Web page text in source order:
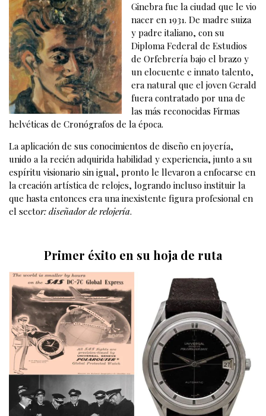
Ginebra fue la ciudad que le vio
nacer en 1931. De madre suiza
y padre italiano, con su
Diploma Federal de Estudios
de Orfebrería bajo el brazo y
un elocuente e innato talento,
era natural que el joven Gerald
fuera contratado por una de
las más reconocidas Firmas
helvéticas de Cronógrafos de la época.
La aplicación de sus conocimientos de diseño en joyería,
unido a la recién adquirida habilidad y experiencia, junto a su
espíritu visionario sin igual, pronto le llevaron a enfocarse en
la creación artística de relojes, logrando incluso instituir la
que hasta entonces era una inexistente figura profesional en
el sector: diseñadorderelojería.
Primer éxito en su hoja de ruta